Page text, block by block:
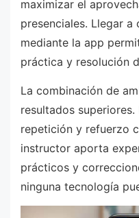
maximizar el
presenciales. Llegar
mediante la app
práctica y resolución
La combinación de
resultados
repetición y refuerzo
instructor aporta
prácticos y
ninguna tecnología